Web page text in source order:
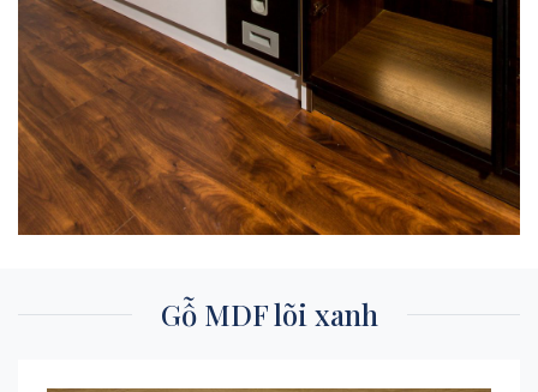
Gỗ MDF lõi xanh